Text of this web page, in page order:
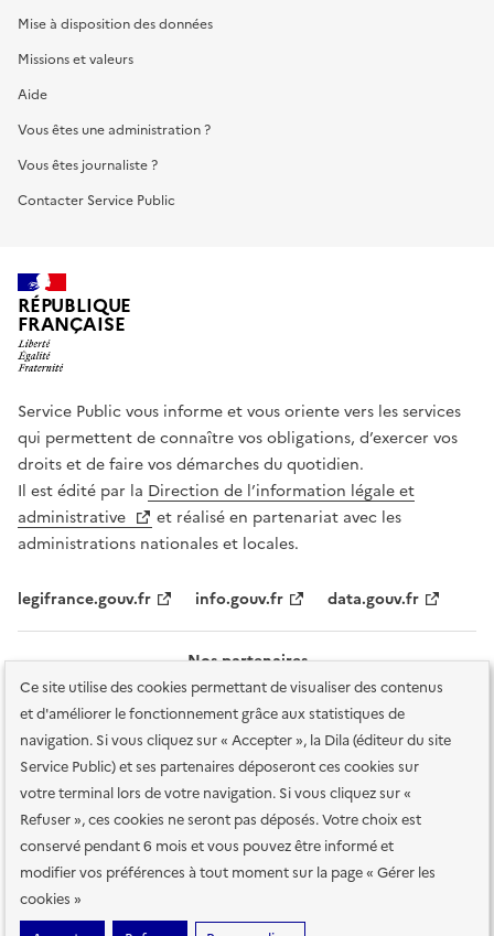
Ce site utilise des cookies permettant de visualiser des contenus
et d'améliorer le fonctionnement grâce aux statistiques de
navigation. Si vous cliquez sur « Accepter », la Dila (éditeur du site
Service Public) et ses partenaires déposeront ces cookies sur
votre terminal lors de votre navigation. Si vous cliquez sur «
Refuser », ces cookies ne seront pas déposés. Votre choix est
conservé pendant 6 mois et vous pouvez être informé et
modifier vos préférences à tout moment sur la page « Gérer les
cookies »
Mise à disposition des données
Missions et valeurs
Aide
Vous êtes une administration ?
Vous êtes journaliste ?
Contacter Service Public
RÉPUBLIQUE
FRANÇAISE
Service Public vous informe et vous oriente vers les services
qui permettent de connaître vos obligations, d’exercer vos
droits et de faire vos démarches du quotidien.
Il est édité par la Direction de l’information légale et
administrative
et réalisé en partenariat avec les
administrations nationales et locales.
legifrance.gouv.fr info.gouv.fr data.gouv.fr
Nos partenaires
Plan du site Accessibilité : totalement conforme
Accessibilité des
services en ligne Mentions légales Données personnelles et sécurité
Conditions générales d'utilisation Gestion des cookies
Sauf mention contraire, tous les contenus de ce site sont sous